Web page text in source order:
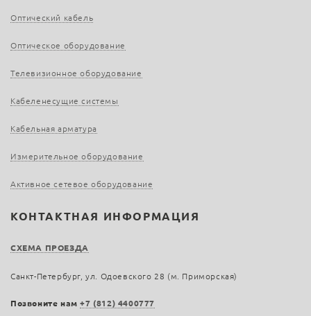
Оптический кабель
Оптическое оборудование
Телевизионное оборудование
Кабеленесущие системы
Кабельная арматура
Измерительное оборудование
Активное сетевое оборудование
КОНТАКТНАЯ ИНФОРМАЦИЯ
СХЕМА ПРОЕЗДА
Санкт-Петербург, ул. Одоевского 28 (м. Приморская)
Позвоните нам+7 (812) 4400777